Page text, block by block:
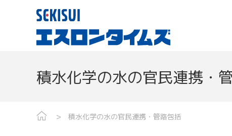
積水化学の水の官民連携・
積水化学の水の官民連携・管路包括